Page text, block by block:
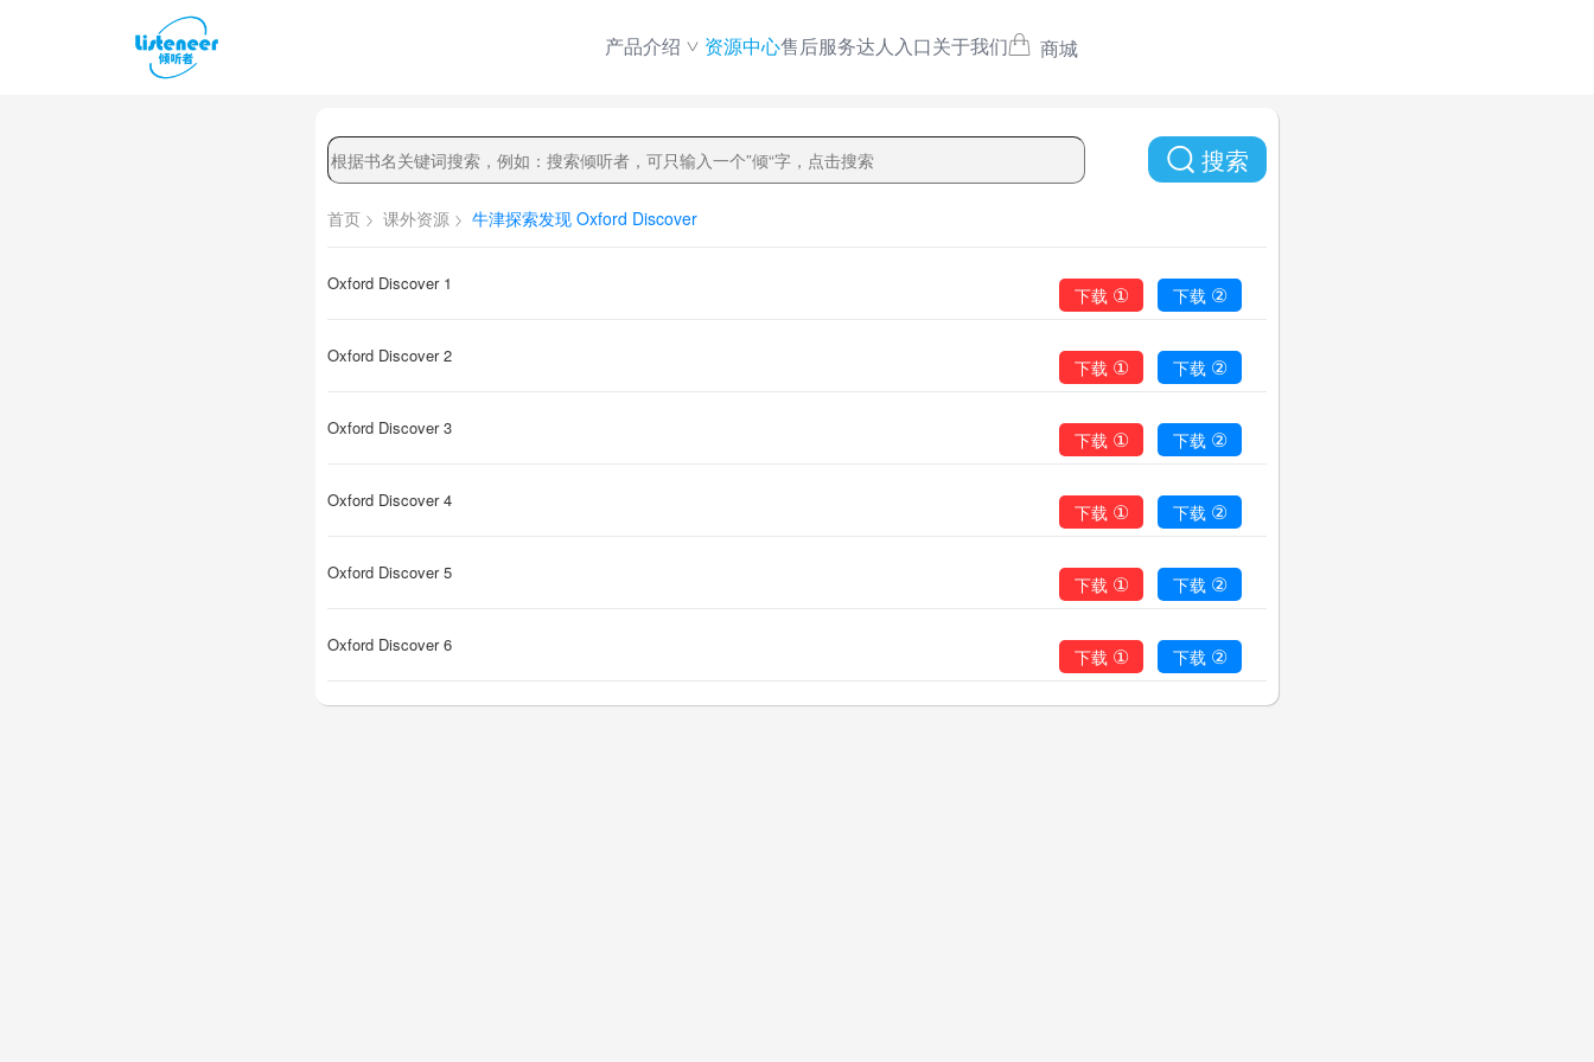
产品介绍 资源中心售后服务达人入口关于我们 商城
搜索
首页 课外资源 牛津探索发现 Oxford Discover
Oxford Discover 1
下载 ① 下载 ②
Oxford Discover 2
下载 ① 下载 ②
Oxford Discover 3
下载 ① 下载 ②
Oxford Discover 4
下载 ① 下载 ②
Oxford Discover 5
下载 ① 下载 ②
Oxford Discover 6
下载 ① 下载 ②